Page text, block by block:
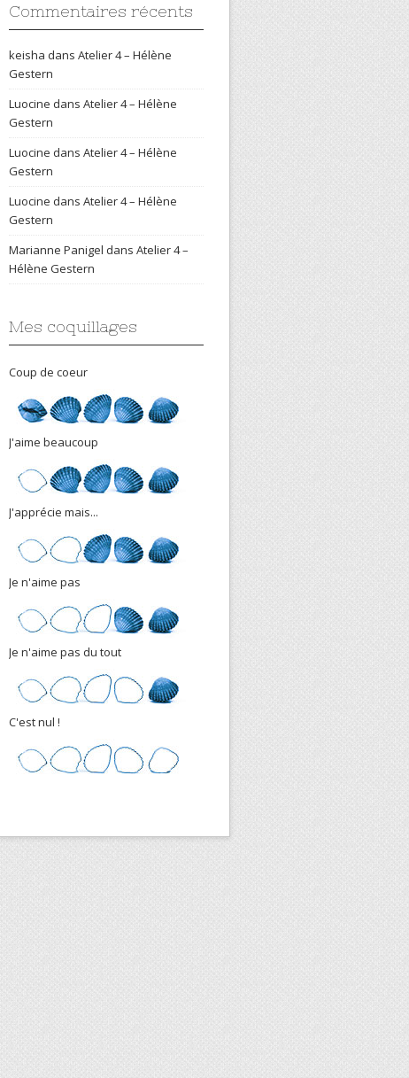
Commentaires récents
keisha dans Atelier 4 – Hélène
Gestern
Luocine dans Atelier 4 – Hélène
Gestern
Luocine dans Atelier 4 – Hélène
Gestern
Luocine dans Atelier 4 – Hélène
Gestern
Marianne Panigel dans Atelier 4 –
Hélène Gestern
Mes coquillages
Coup de coeur
J'aime beaucoup
J'apprécie mais...
Je n'aime pas
Je n'aime pas du tout
C'est nul !